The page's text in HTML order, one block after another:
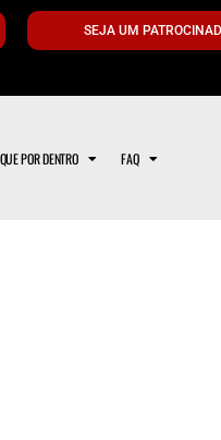
SEJA UM
POR DENTRO FAQ